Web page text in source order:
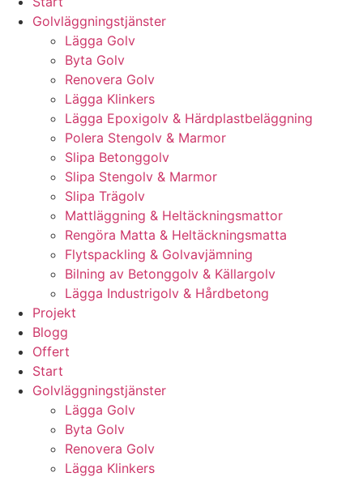
Golvläggningstjänster
Lägga Golv
Byta Golv
Renovera Golv
Lägga Klinkers
Lägga Epoxigolv & Härdplastbeläggning
Polera Stengolv & Marmor
Slipa Betonggolv
Slipa Stengolv & Marmor
Slipa Trägolv
Mattläggning & Heltäckningsmattor
Rengöra Matta & Heltäckningsmatta
Flytspackling & Golvavjämning
Bilning av Betonggolv & Källargolv
Lägga Industrigolv & Hårdbetong
Projekt
Blogg
Offert
Start
Golvläggningstjänster
Lägga Golv
Byta Golv
Renovera Golv
Lägga Klinkers